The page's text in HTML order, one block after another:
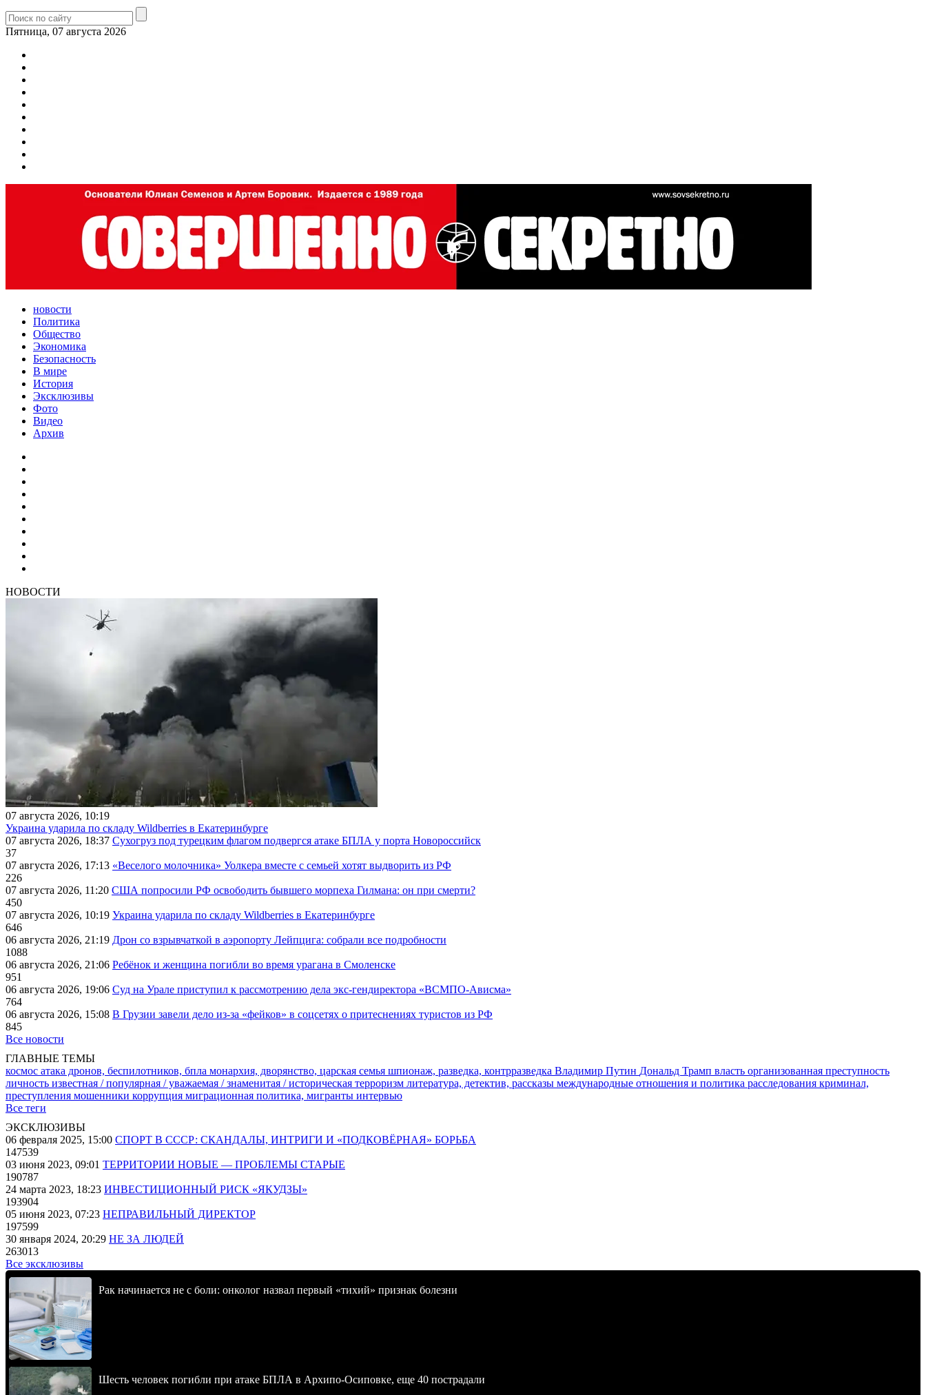
Пятница, 07 августа 2026
новости
Политика
Общество
Экономика
Безопасность
В мире
История
Эксклюзивы
Фото
Видео
Архив
НОВОСТИ
07 августа 2026, 10:19
Украина ударила по складу Wildberries в Екатеринбурге
07 августа 2026, 18:37 Сухогруз под турецким флагом подвергся атаке БПЛА у порта Новороссийск
37
07 августа 2026, 17:13 «Веселого молочника» Уолкера вместе с семьей хотят выдворить из РФ
226
07 августа 2026, 11:20 США попросили РФ освободить бывшего морпеха Гилмана: он при смерти?
450
07 августа 2026, 10:19 Украина ударила по складу Wildberries в Екатеринбурге
646
06 августа 2026, 21:19 Дрон со взрывчаткой в аэропорту Лейпцига: собрали все подробности
1088
06 августа 2026, 21:06 Ребёнок и женщина погибли во время урагана в Смоленске
951
06 августа 2026, 19:06 Суд на Урале приступил к рассмотрению дела экс-гендиректора «ВСМПО-Ависма»
764
06 августа 2026, 15:08 В Грузии завели дело из-за «фейков» в соцсетях о притеснениях туристов из РФ
845
Все новости
ГЛАВНЫЕ ТЕМЫ
космос атака дронов, беспилотников, бпла монархия, дворянство, царская семья шпионаж, разведка, контрразведка Владимир Путин Дональд Трамп власть организованная преступность
личность известная / популярная / уважаемая / знаменитая / историческая терроризм литература, детектив, рассказы международные отношения и политика расследования криминал,
преступления мошенники коррупция миграционная политика, мигранты интервью
Все теги
ЭКСКЛЮЗИВЫ
06 февраля 2025, 15:00 СПОРТ В СССР: СКАНДАЛЫ, ИНТРИГИ И «ПОДКОВЁРНАЯ» БОРЬБА
147539
03 июня 2023, 09:01 ТЕРРИТОРИИ НОВЫЕ — ПРОБЛЕМЫ СТАРЫЕ
190787
24 марта 2023, 18:23 ИНВЕСТИЦИОННЫЙ РИСК «ЯКУДЗЫ»
193904
05 июня 2023, 07:23 НЕПРАВИЛЬНЫЙ ДИРЕКТОР
197599
30 января 2024, 20:29 НЕ ЗА ЛЮДЕЙ
263013
Все эксклюзивы
Рак начинается не с боли: онколог назвал первый «тихий» признак болезни
Шесть человек погибли при атаке БПЛА в Архипо-Осиповке, еще 40 пострадали